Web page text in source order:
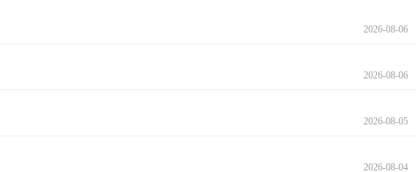
2026-08-06
2026-08-06
2026-08-05
2026-08-04